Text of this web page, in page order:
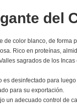
del
de color blanco, de forma
Rico en proteínas,
sagrados de los
es desinfectado para
para su exportación.
un adecuado control de